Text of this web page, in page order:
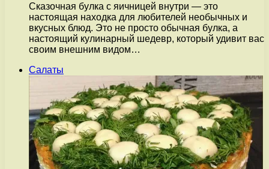
Сказочная булка с яичницей внутри — это
настоящая находка для любителей необычных и
вкусных блюд. Это не просто обычная булка, а
настоящий кулинарный шедевр, который удивит вас
своим внешним видом…
Салаты